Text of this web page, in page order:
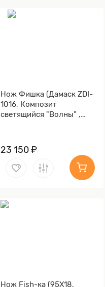
Нож Фишка (Дамаск ZDI-
1016, Композит
светящийся "Волны" ,
23 150 ₽
Нож Fish-ка (95Х18,